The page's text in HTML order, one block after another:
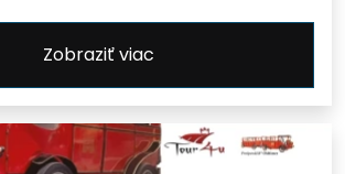
Zobraziť viac